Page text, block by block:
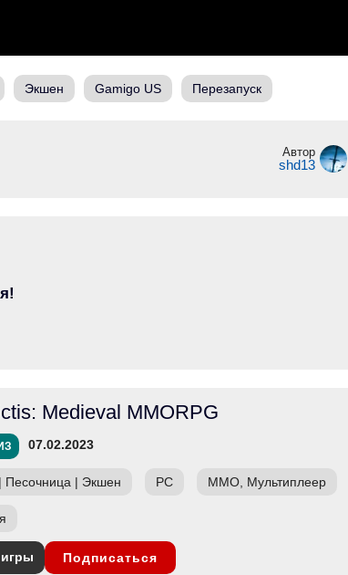
Экшен Gamigo US Перезапуск
Автор
shd13
Medieval MMORPG
07.02.2023
| Песочница | Экшен PC ММО, Мультиплеер
Подписаться